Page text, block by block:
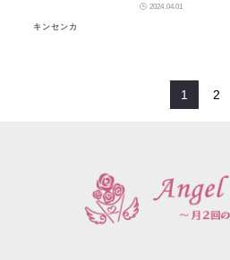
キンセンカ
2024.04.01
1 2